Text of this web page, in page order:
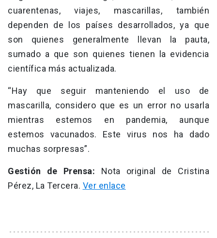
cuarentenas, viajes, mascarillas, también
dependen de los países desarrollados, ya que
son quienes generalmente llevan la pauta,
sumado a que son quienes tienen la evidencia
científica más actualizada.
“Hay que seguir manteniendo el uso de
mascarilla, considero que es un error no usarla
mientras estemos en pandemia, aunque
estemos vacunados. Este virus nos ha dado
muchas sorpresas”.
Gestión de Prensa: Nota original de Cristina
Pérez, La Tercera. Ver enlace